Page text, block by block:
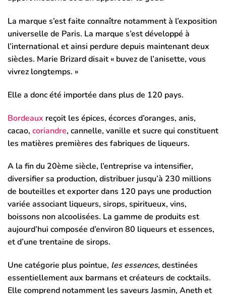
La marque s’est faite connaître notamment à l’exposition
universelle de Paris. La marque s’est développé à
l’international et ainsi perdure depuis maintenant deux
siècles. Marie Brizard disait « buvez de l’anisette, vous
vivrez longtemps. »
Elle a donc été importée dans plus de 120 pays.
Bordeaux reçoit les épices, écorces d’oranges, anis,
cacao, coriandre, cannelle, vanille et sucre qui constituent
les matières premières des fabriques de liqueurs.
A la fin du 20ème siècle, l’entreprise va intensifier,
diversifier sa production, distribuer jusqu’à 230 millions
de bouteilles et exporter dans 120 pays une production
variée associant liqueurs, sirops, spiritueux, vins,
boissons non alcoolisées. La gamme de produits est
aujourd’hui composée d’environ 80 liqueurs et essences,
et d’une trentaine de sirops.
Une catégorie plus pointue, les essences, destinées
essentiellement aux barmans et créateurs de cocktails.
Elle comprend notamment les saveurs Jasmin, Aneth et